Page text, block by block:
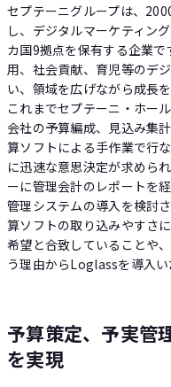
セプテーニグループは、
し、デジタルマーケティン
カ国9拠点を保有する企業
用、社会貢献、育児等のデ
い、領域を広げながら成長を
これまでセプテーニ・ホー
会社の予算編成、見込み集
算ソフトによる手作業で行
に迅速な意思決定が求めら
ーに管理会計のレポートを
管理システムの導入を検討
算ソフトの取り込みやすさ
希望と合致していることや
う理由からLoglassを導入い
予算策定、予実管
を実現